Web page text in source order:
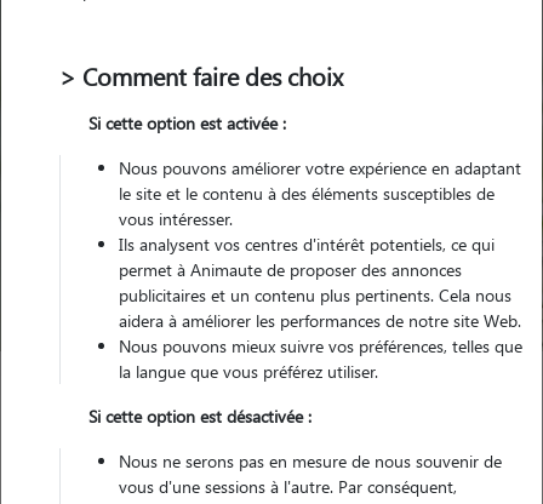
chez le Pet Sitter
chez le Pet Sitter
Pour quel animal ?
Trouver mon Pet Sitter
> Comment faire des choix
Si cette option est activée :
Nous pouvons améliorer votre expérience en adaptant
le site et le contenu à des éléments susceptibles de
vous intéresser.
Ils analysent vos centres d'intérêt potentiels, ce qui
permet à Animaute de proposer des annonces
publicitaires et un contenu plus pertinents. Cela nous
aidera à améliorer les performances de notre site Web.
Nous pouvons mieux suivre vos préférences, telles que
la langue que vous préférez utiliser.
Si cette option est désactivée :
Nous ne serons pas en mesure de nous souvenir de
vous d'une sessions à l'autre. Par conséquent,